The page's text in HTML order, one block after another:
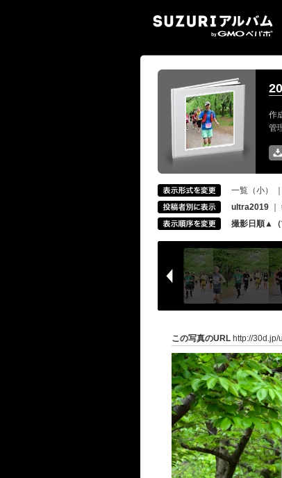
作
管
一覧（小）
ultra2019
撮影日順▲（
この写真のURL http://